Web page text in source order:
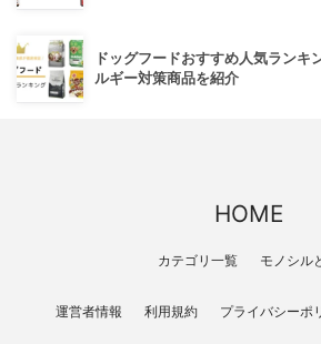
ドッグフードおすすめ人気ランキ
ルギー対策商品を紹介
HOME
カテゴリ一覧 モノシル
運営者情報 利用規約 プライバシーポ